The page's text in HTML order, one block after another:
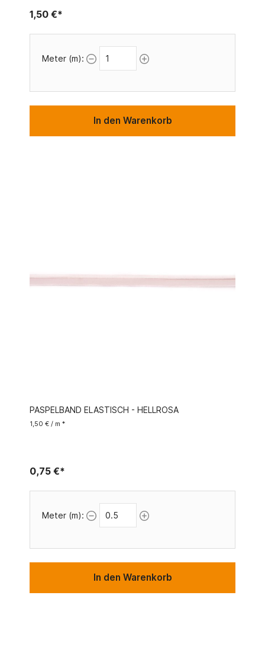
1,50 €*
Meter (m):
In den Warenkorb
PASPELBAND ELASTISCH - HELLROSA
1,50 € / m *
0,75 €*
Meter (m):
In den Warenkorb